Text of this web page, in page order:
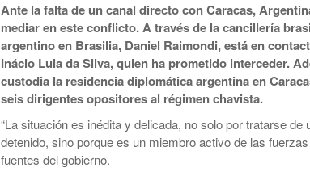
Ante la falta de un canal directo con Caracas,
mediar en este conflicto. A través de la cancillería
argentino en Brasilia, Daniel Raimondi, está en
Inácio Lula da Silva, quien ha prometido interceder.
custodia la residencia diplomática argentina en
seis dirigentes opositores al régimen chavista.
“La situación es inédita y delicada, no solo por tratarse de
detenido, sino porque es un miembro activo de las
fuentes del gobierno.